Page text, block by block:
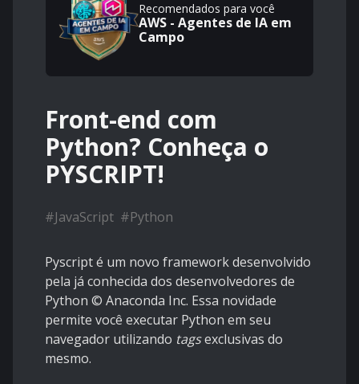
Recomendados para você
AWS - Agentes de IA em
Campo
Front-end com
Python? Conheça o
PYSCRIPT!
#JavaScript #Python
Pyscript é um novo framework desenvolvido
pela já conhecida dos desenvolvedores de
Python © Anaconda Inc. Essa novidade
permite você executar Python em seu
navegador utilizando tagsexclusivas do
mesmo.